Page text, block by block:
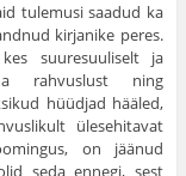
tulemusi saadud ka
kirjanike peres.
suuresuuliselt ja
rahvuslust ning
hüüdjad hääled,
ülesehitavat
on jäänud
seda ennegi, sest